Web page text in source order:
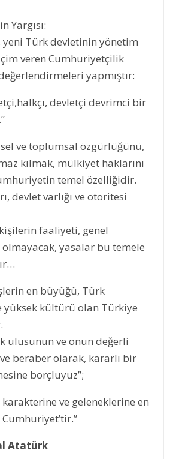
Yargısı:
yeni Türk devletinin yönetim
veren Cumhuriyetçilik
yapmıştır:
devletçi devrimci bir
ve toplumsal özgürlüğünü,
kılmak, mülkiyet haklarını
temel özelliğidir.
devlet varlığı ve otoritesi
faaliyeti, genel
olmayacak, yasalar bu temele
en büyüğü, Türk
yüksek kültürü olan Türkiye
ulusunun ve onun değerli
beraber olarak, kararlı bir
borçluyuz”;
ve geleneklerine en
Atatürk